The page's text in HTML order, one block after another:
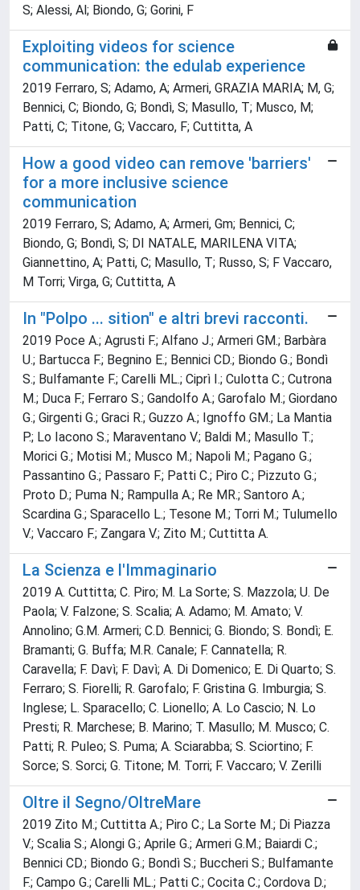
S; Alessi, Al; Biondo, G; Gorini, F
Exploiting videos for science
communication: the edulab experience
2019 Ferraro, S; Adamo, A; Armeri, GRAZIA MARIA; M, G;
Bennici, C; Biondo, G; Bondì, S; Masullo, T; Musco, M;
Patti, C; Titone, G; Vaccaro, F; Cuttitta, A
How a good video can remove 'barriers'
for a more inclusive science
communication
2019 Ferraro, S; Adamo, A; Armeri, Gm; Bennici, C;
Biondo, G; Bondì, S; DI NATALE, MARILENA VITA;
Giannettino, A; Patti, C; Masullo, T; Russo, S; F Vaccaro,
M Torri; Virga, G; Cuttitta, A
In "Polpo ... sition" e altri brevi racconti.
2019 Poce A.; Agrusti F.; Alfano J.; Armeri GM.; Barbàra
U.; Bartucca F.; Begnino E.; Bennici CD.; Biondo G.; Bondì
S.; Bulfamante F.; Carelli ML.; Ciprì I.; Culotta C.; Cutrona
M.; Duca F.; Ferraro S.; Gandolfo A.; Garofalo M.; Giordano
G.; Girgenti G.; Graci R.; Guzzo A.; Ignoffo GM.; La Mantia
P.; Lo Iacono S.; Maraventano V.; Baldi M.; Masullo T.;
Morici G.; Motisi M.; Musco M.; Napoli M.; Pagano G.;
Passantino G.; Passaro F.; Patti C.; Piro C.; Pizzuto G.;
Proto D.; Puma N.; Rampulla A.; Re MR.; Santoro A.;
Scardina G.; Sparacello L.; Tesone M.; Torri M.; Tulumello
V.; Vaccaro F.; Zangara V.; Zito M.; Cuttitta A.
La Scienza e l'Immaginario
2019 A. Cuttitta; C. Piro; M. La Sorte; S. Mazzola; U. De
Paola; V. Falzone; S. Scalia; A. Adamo; M. Amato; V.
Annolino; G.M. Armeri; C.D. Bennici; G. Biondo; S. Bondì; E.
Bramanti; G. Buffa; M.R. Canale; F. Cannatella; R.
Caravella; F. Davì; F. Davì; A. Di Domenico; E. Di Quarto; S.
Ferraro; S. Fiorelli; R. Garofalo; F. Gristina G. Imburgia; S.
Inglese; L. Sparacello; C. Lionello; A. Lo Cascio; N. Lo
Presti; R. Marchese; B. Marino; T. Masullo; M. Musco; C.
Patti; R. Puleo; S. Puma; A. Sciarabba; S. Sciortino; F.
Sorce; S. Sorci; G. Titone; M. Torri; F. Vaccaro; V. Zerilli
Oltre il Segno/OltreMare
2019 Zito M.; Cuttitta A.; Piro C.; La Sorte M.; Di Piazza
V.; Scalia S.; Alongi G.; Aprile G.; Armeri G.M.; Baiardi C.;
Bennici CD.; Biondo G.; Bondì S.; Buccheri S.; Bulfamante
F.; Campo G.; Carelli ML.; Patti C.; Cocita C.; Cordova D.;